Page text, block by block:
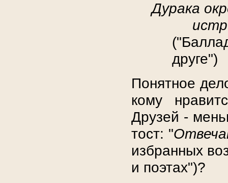
Дурака
друге")
Понятное
кому
Друзей -
тост: "
избранных
и поэтах")?